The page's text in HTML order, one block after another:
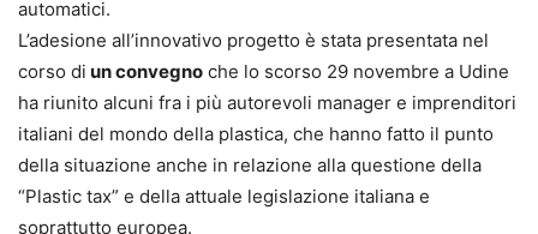
automatici.
L’adesione all’innovativo progetto è stata presentata nel
corso di un convegno che lo scorso 29 novembre a Udine
ha riunito alcuni fra i più autorevoli manager e imprenditori
italiani del mondo della plastica, che hanno fatto il punto
della situazione anche in relazione alla questione della
“Plastic tax” e della attuale legislazione italiana e
soprattutto europea.